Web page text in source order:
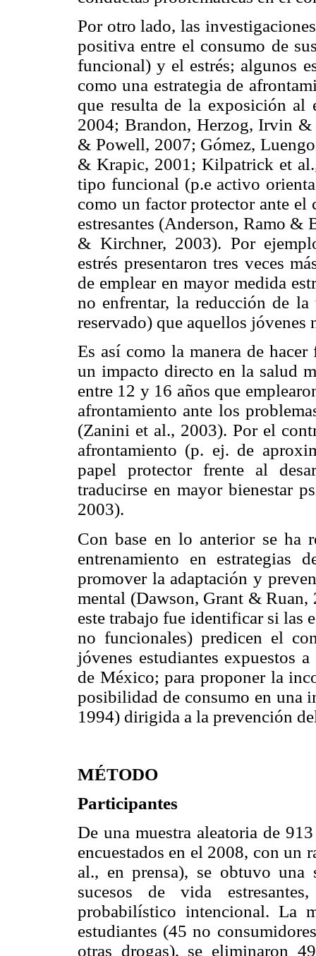
Por otro lado, las
positiva entre el consumo de
funcional) y el estrés; algunos
como una estrategia de
que resulta de la exposición al
2004; Brandon, Herzog, Irvin
& Powell, 2007; Gómez,
& Krapic, 2001; Kilpatrick et
tipo funcional (p.e activo
como un factor protector ante el
estresantes (Anderson, Ramo
& Kirchner, 2003). Por
estrés presentaron tres veces
de emplear en mayor medida
no enfrentar, la reducción de
reservado) que aquellos
Es así como la manera de
un impacto directo en la salud
entre 12 y 16 años que
afrontamiento ante los
(Zanini et al., 2003). Por el
afrontamiento (p. ej. de
papel protector frente al
traducirse en mayor bienestar
2003).
Con base en lo anterior se ha
entrenamiento en estrategias
promover la adaptación y
mental (Dawson, Grant &
este trabajo fue identificar si las
no funcionales) predicen el
jóvenes estudiantes expuestos
de México; para proponer la
posibilidad de consumo en una
1994) dirigida a la prevención
MÉTODO
Participantes
De una muestra aleatoria de
encuestados en el 2008, con un
al., en prensa), se obtuvo una
sucesos de vida
probabilístico intencional. La
estudiantes (45 no
otras drogas), se eliminaron